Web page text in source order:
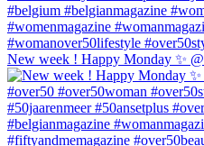
New week ! Happy Monday ✨